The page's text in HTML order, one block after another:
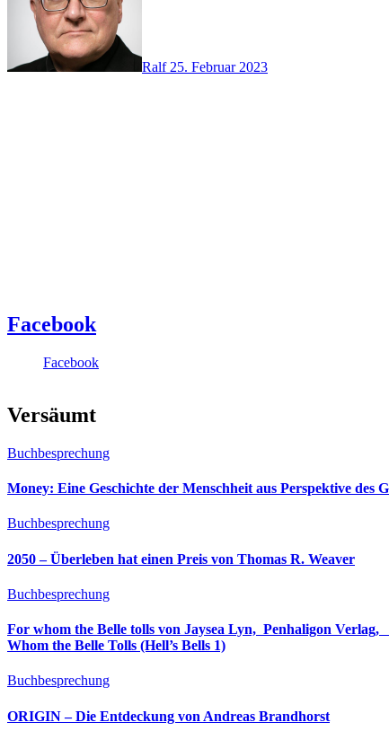
Ralf 25. Februar 2023
Facebook
Facebook
Versäumt
Buchbesprechung
Money: Eine Geschichte der Menschheit aus Perspektive des
Buchbesprechung
2050 – Überleben hat einen Preis von Thomas R. Weaver
Buchbesprechung
For whom the Belle tolls von Jaysea Lyn, ‎ Penhaligon Verlag, ‎ 1. Oktober 2025,
Whom the Belle Tolls (Hell’s Bells 1)
Buchbesprechung
ORIGIN – Die Entdeckung von Andreas Brandhorst